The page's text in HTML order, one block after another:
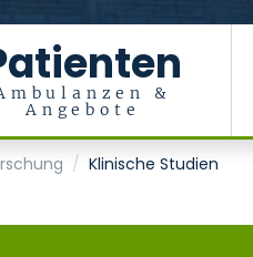
&
Angebote
Klinische Studien